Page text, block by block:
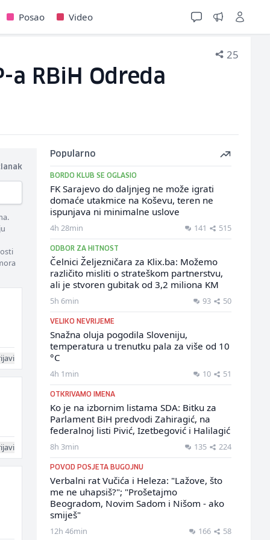
Posao Video
25
a RBiH Odreda
Popularno
BORDO KLUB SE OGLASIO
FK Sarajevo do daljnjeg ne može igrati
domaće utakmice na Koševu, teren ne
ispunjava ni minimalne uslove
4h 28min 141 515
ODBOR ZA HITNOST
Čelnici Željezničara za Klix.ba: Možemo
različito misliti o strateškom partnerstvu,
ali je stvoren gubitak od 3,2 miliona KM
5h 6min 93 50
VELIKO NEVRIJEME
Snažna oluja pogodila Sloveniju,
temperatura u trenutku pala za više od 10
°C
4h 1min 10 51
OTKRIVAMO IMENA
Ko je na izbornim listama SDA: Bitku za
Parlament BiH predvodi Zahiragić, na
federalnoj listi Pivić, Izetbegović i Halilagić
8h 3min 135 224
POVOD POSJETA BUGOJNU
Verbalni rat Vučića i Heleza: "Lažove, što
me ne uhapsiš?"; "Prošetajmo
Beogradom, Novim Sadom i Nišom - ako
smiješ"
12h 46min 166 58